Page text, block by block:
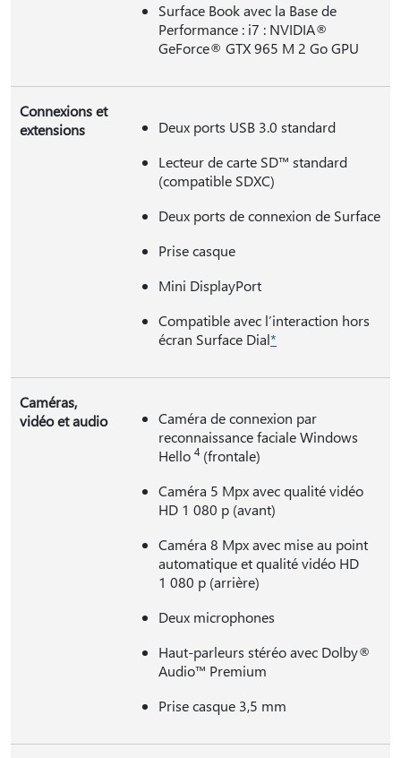
Surface Book avec la Base de
Performance : i7 : NVIDIA®
GeForce® GTX 965 M 2 Go GPU
Connexions et
extensions
Deux ports USB 3.0 standard
Lecteur de carte SD™ standard
(compatible SDXC)
Deux ports de connexion de Surface
Prise casque
Mini DisplayPort
Compatible avec l’interaction hors
écran Surface Dial*
Caméras,
vidéo et audio
Caméra de connexion par
reconnaissance faciale Windows
Hello 4 (frontale)
Caméra 5 Mpx avec qualité vidéo
HD 1 080 p (avant)
Caméra 8 Mpx avec mise au point
automatique et qualité vidéo HD
1 080 p (arrière)
Deux microphones
Haut-parleurs stéréo avec Dolby®
Audio™ Premium
Prise casque 3,5 mm